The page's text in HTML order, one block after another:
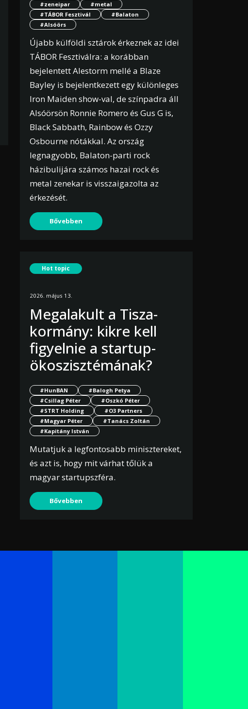
#zeneipar
#metal
#TÁBOR Fesztivál
#Balaton
#Alsóörs
Újabb külföldi sztárok érkeznek az idei
TÁBOR Fesztiválra: a korábban
bejelentett Alestorm mellé a Blaze
Bayley is bejelentkezett egy különleges
Iron Maiden show-val, de színpadra áll
Alsóörsön Ronnie Romero és Gus G is,
Black Sabbath, Rainbow és Ozzy
Osbourne nótákkal. Az ország
legnagyobb, Balaton-parti rock
házibulijára számos hazai rock és
metal zenekar is visszaigazolta az
érkezését.
Bővebben
Hot topic
2026. május 13.
Megalakult a Tisza-
kormány: kikre kell
figyelnie a startup-
ökoszisztémának?
#HunBAN
#Balogh Petya
#Csillag Péter
#Oszkó Péter
#STRT Holding
#O3 Partners
#Magyar Péter
#Tanács Zoltán
#Kapitány István
Mutatjuk a legfontosabb minisztereket,
és azt is, hogy mit várhat tőlük a
magyar startupszféra.
Bővebben